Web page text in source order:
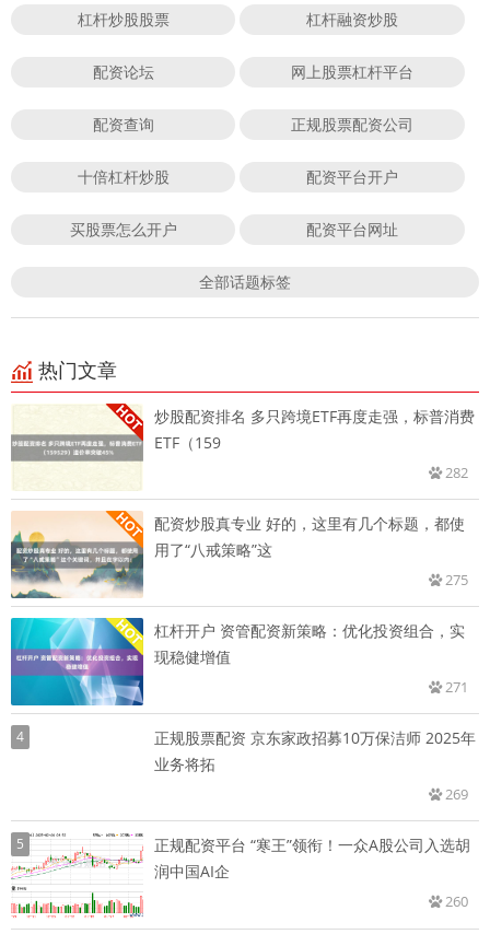
杠杆炒股股票 杠杆融资炒股
配资论坛 网上股票杠杆平台
配资查询 正规股票配资公司
十倍杠杆炒股 配资平台开户
买股票怎么开户 配资平台网址
全部话题标签
热门文章
炒股配资排名 多只跨境ETF再度走强，标普消费
ETF（159
282
配资炒股真专业 好的，这里有几个标题，都使
用了“八戒策略”这
275
杠杆开户 资管配资新策略：优化投资组合，实
现稳健增值
271
4
正规股票配资 京东家政招募10万保洁师 2025年
业务将拓
269
5
正规配资平台 “寒王”领衔！一众A股公司入选胡
润中国AI企
260